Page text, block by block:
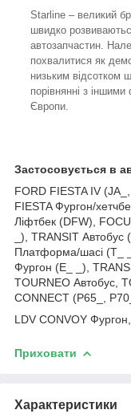
Starline – великий
швидко
автозапчастин.
похвалитися як
низьким відсотком
порівнянні з
Європи.
Застосовується в
FORD FIESTA IV
FIESTA Фургон/
Ліфтбек (DFW),
_), TRANSIT
Платформа/шасі (T_
Фургон (E_ _),
TOURNEO Автобус,
CONNECT (P65_,
LDV CONVOY
Приховати
Характеристики